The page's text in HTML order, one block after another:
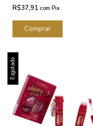
R$37,91 com Pix
Esgotado